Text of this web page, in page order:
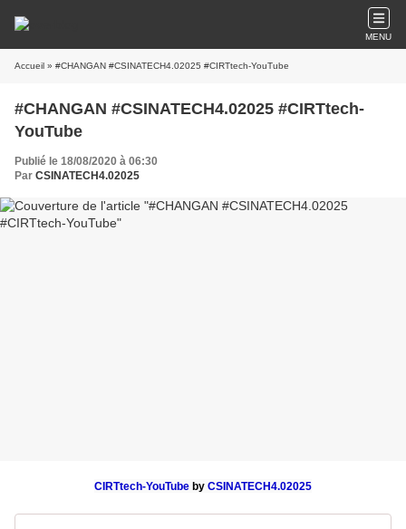
MENU
Accueil » #CHANGAN #CSINATECH4.02025 #CIRTtech-YouTube
#CHANGAN #CSINATECH4.02025 #CIRTtech-
YouTube
Publié le 18/08/2020 à 06:30
Par CSINATECH4.02025
CIRTtech-YouTube by CSINATECH4.02025